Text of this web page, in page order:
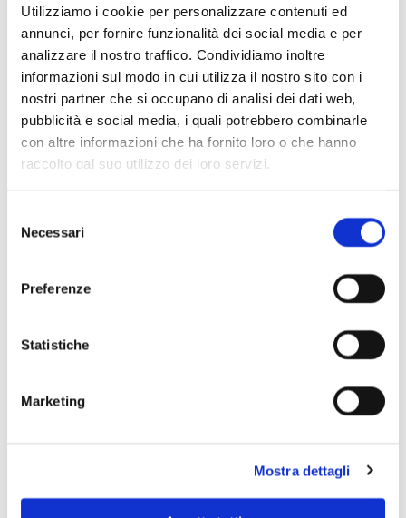
Utilizziamo i cookie per personalizzare contenuti ed
annunci, per fornire funzionalità dei social media e per
analizzare il nostro traffico. Condividiamo inoltre
informazioni sul modo in cui utilizza il nostro sito con i
nostri partner che si occupano di analisi dei dati web,
pubblicità e social media, i quali potrebbero combinarle
con altre informazioni che ha fornito loro o che hanno
raccolto dal suo utilizzo dei loro servizi.
delNecessari
Preferenze
Statistiche
Marketing
Mostra dettagli
Scopri di più